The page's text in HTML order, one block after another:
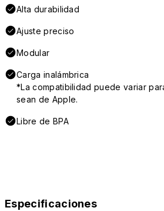
Alta durabilidad
Ajuste preciso
Modular
Carga inalámbrica
*La compatibilidad puede variar
sean de Apple.
Libre de BPA
Especificaciones